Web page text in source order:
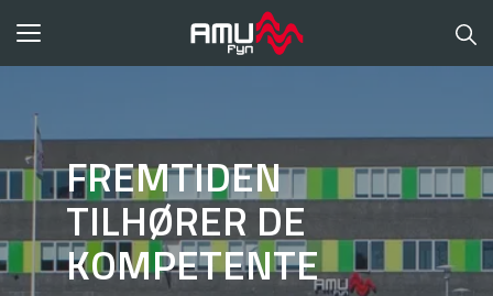
Toggle
FREMTIDEN
TILHØRER DE
KOMPETENTE